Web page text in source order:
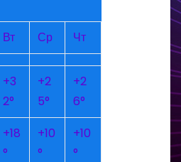
Вт Ср Чт
+3
2°
+2
5°
+2
6°
+18
°
+10
°
+10
°